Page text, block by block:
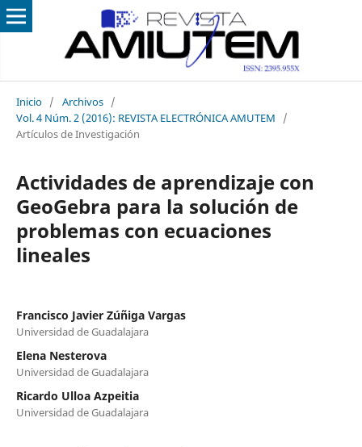
Inicio / Archivos /
Vol. 4 Núm. 2 (2016): REVISTA ELECTRÓNICA AMUTEM
/
Artículos de Investigación
Actividades de aprendizaje con
GeoGebra para la solución de
problemas con ecuaciones
lineales
Francisco Javier Zúñiga Vargas
Universidad de Guadalajara
Elena Nesterova
Universidad de Guadalajara
Ricardo Ulloa Azpeitia
Universidad de Guadalajara